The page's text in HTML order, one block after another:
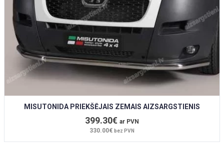
MISUTONIDA PRIEKŠĒJAIS ZEMAIS AIZSARGSTIENIS
399.30€ ar PVN
330.00€ bez PVN